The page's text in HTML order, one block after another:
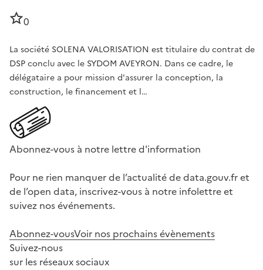
0
La société SOLENA VALORISATION est titulaire du contrat de
DSP conclu avec le SYDOM AVEYRON. Dans ce cadre, le
délégataire a pour mission d'assurer la conception, la
construction, le financement et l…
Abonnez-vous à notre lettre d'information
Pour ne rien manquer de l’actualité de data.gouv.fr et
de l’open data, inscrivez-vous à notre infolettre et
suivez nos événements.
Abonnez-vousVoir nos prochains évènements
Suivez-nous
sur les réseaux sociaux